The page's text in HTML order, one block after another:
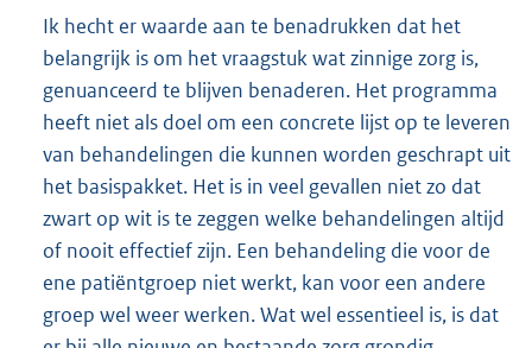
Ik hecht er waarde aan te benadrukken dat het
belangrijk is om het vraagstuk wat zinnige zorg is,
genuanceerd te blijven benaderen. Het programma
heeft niet als doel om een concrete lijst op te leveren
van behandelingen die kunnen worden geschrapt uit
het basispakket. Het is in veel gevallen niet zo dat
zwart op wit is te zeggen welke behandelingen altijd
of nooit effectief zijn. Een behandeling die voor de
ene patiëntgroep niet werkt, kan voor een andere
groep wel weer werken. Wat wel essentieel is, is dat